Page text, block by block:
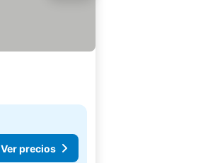
Ver precios